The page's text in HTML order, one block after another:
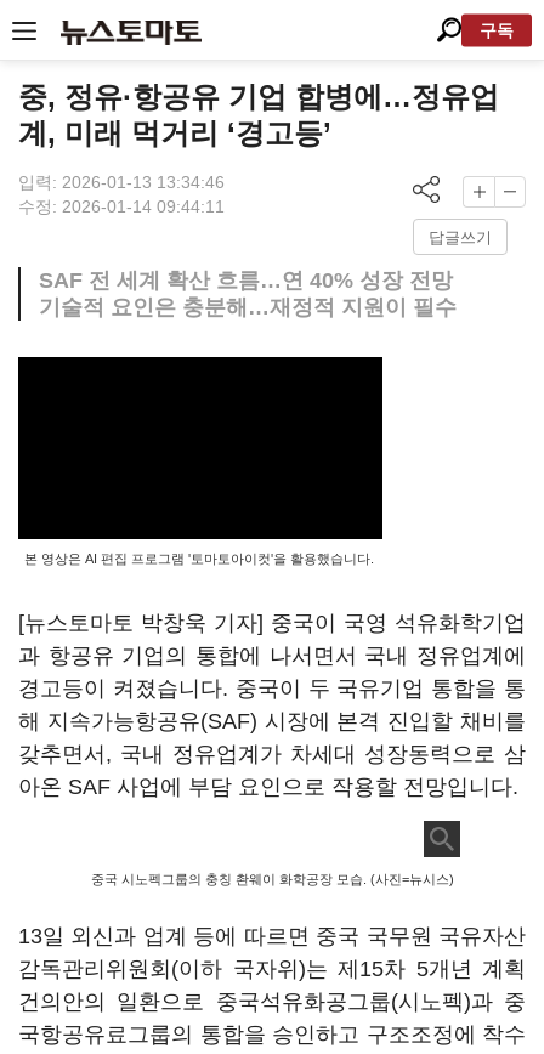
구독
중, 정유·항공유 기업 합병에…정유업
계, 미래 먹거리 ‘경고등’
입력: 2026-01-13 13:34:46
수정: 2026-01-14 09:44:11
답글쓰기
SAF 전 세계 확산 흐름…연 40% 성장 전망
기술적 요인은 충분해…재정적 지원이 필수
본 영상은 AI 편집 프로그램 '토마토아이컷'을 활용했습니다.
[뉴스토마토 박창욱 기자] 중국이 국영 석유화학기업
과 항공유 기업의 통합에 나서면서 국내 정유업계에
경고등이 켜졌습니다. 중국이 두 국유기업 통합을 통
해 지속가능항공유(SAF) 시장에 본격 진입할 채비를
갖추면서, 국내 정유업계가 차세대 성장동력으로 삼
아온 SAF 사업에 부담 요인으로 작용할 전망입니다.
중국 시노펙그룹의 충칭 촨웨이 화학공장 모습. (사진=뉴시스)
13일 외신과 업계 등에 따르면 중국 국무원 국유자산
감독관리위원회(이하 국자위)는 제15차 5개년 계획
건의안의 일환으로 중국석유화공그룹(시노펙)과 중
국항공유료그룹의 통합을 승인하고 구조조정에 착수